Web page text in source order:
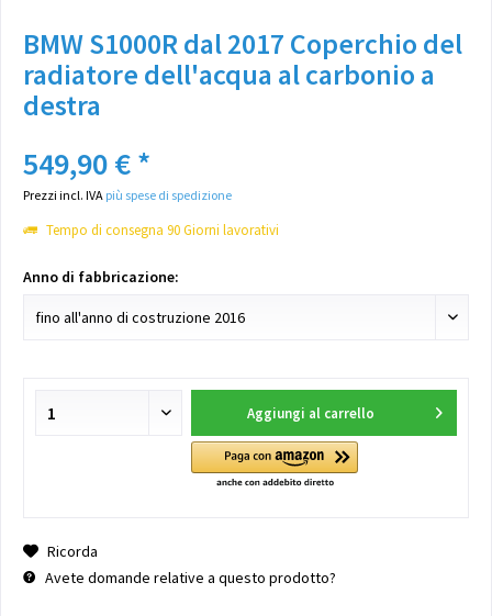
BMW S1000R dal 2017 Coperchio del
radiatore dell'acqua al carbonio a
destra
549,90 € *
Prezzi incl. IVA più spese di spedizione
Tempo di consegna 90 Giorni lavorativi
Anno di fabbricazione:
Aggiungi al carrello
Ricorda
Avete domande relative a questo prodotto?